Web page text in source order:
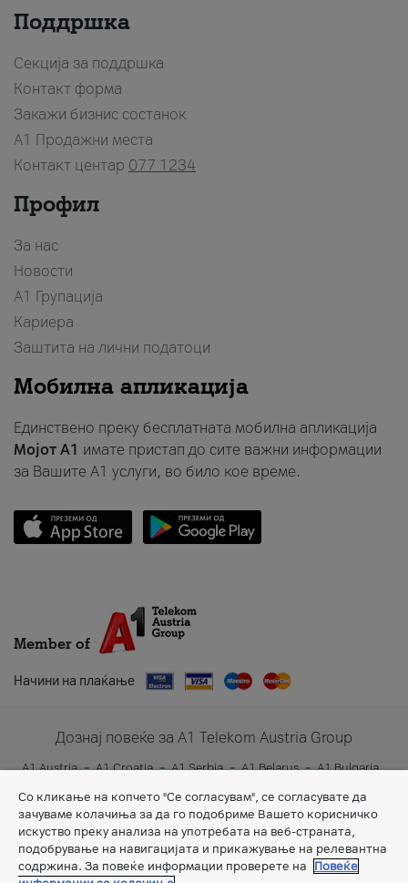
Поддршка
Секција за поддршка
Контакт форма
Закажи бизнис состанок
A1 Продажни места
Контакт центар 077 1234
Профил
За нас
Новости
А1 Групација
Кариера
Заштита на лични податоци
Мобилна апликација
Единствено преку бесплатната мобилна апликација
Мојот A1 имате пристап до сите важни информации
за Вашите A1 услуги, во било кое време.
Member of
Начини на плаќање
Дознај повеќе за A1 Telekom Austria Group
A1 Austria A1 Croatia A1 Serbia A1 Belarus
A1 Bulgaria
Со кликање на копчето "Се согласувам", се согласувате да
зачуваме колачиња за да го подобриме Вашето корисничко
искуство преку анализа на употребата на веб-страната,
подобрување на навигацијата и прикажување на релевантна
содржина. За повеќе информации проверете на
Повеќе